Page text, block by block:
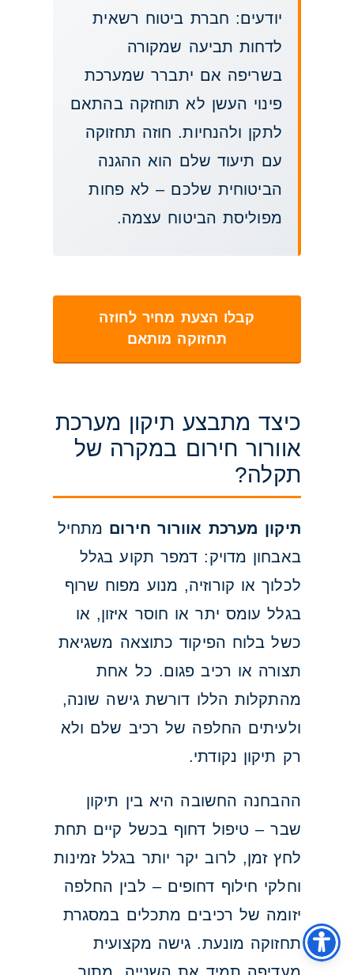
יודעים: חברת ביטוח רשאית
לדחות תביעה שמקורה
בשריפה אם יתברר שמערכת
פינוי העשן לא תוחזקה בהתאם
לתקן ולהנחיות. חוזה תחזוקה
עם תיעוד שלם הוא ההגנה
הביטוחית שלכם – לא פחות
מפוליסת הביטוח עצמה.
קבלו הצעת מחיר לחוזה
תחזוקה מותאם
כיצד מתבצע תיקון מערכת
אוורור חירום במקרה של
תקלה?
תיקון מערכת אוורור חירום מתחיל
באבחון מדויק: דמפר תקוע בגלל
לכלוך או קורוזיה, מנוע מפוח שרוף
בגלל עומס יתר או חוסר איזון, או
כשל בלוח הפיקוד כתוצאה משגיאת
תצורה או רכיב פגום. כל אחת
מהתקלות הללו דורשת גישה שונה,
ולעיתים החלפה של רכיב שלם ולא
רק תיקון נקודתי.
ההבחנה החשובה היא בין תיקון
שבר – טיפול דחוף בכשל קיים תחת
לחץ זמן, לרוב יקר יותר בגלל זמינות
וחלקי חילוף דחופים – לבין החלפה
יזומה של רכיבים מתכלים במסגרת
תחזוקה מונעת. גישה מקצועית